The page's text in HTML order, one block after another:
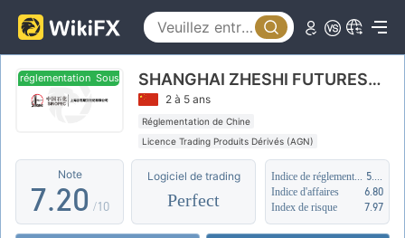
réglementation Sous réglementation SHANGHAI ZHESHI FUTURES Co. Ltd
2 à 5 ans
Réglementation de Chine
Licence Trading Produits Dérivés (AGN)
Auto-recherche
Affaires mondiales
Note
2
3
4
6
7.
1
20 /10
Logiciel de trading
Perfect
Indice d'affaires
6.80
Index de risque
7.97